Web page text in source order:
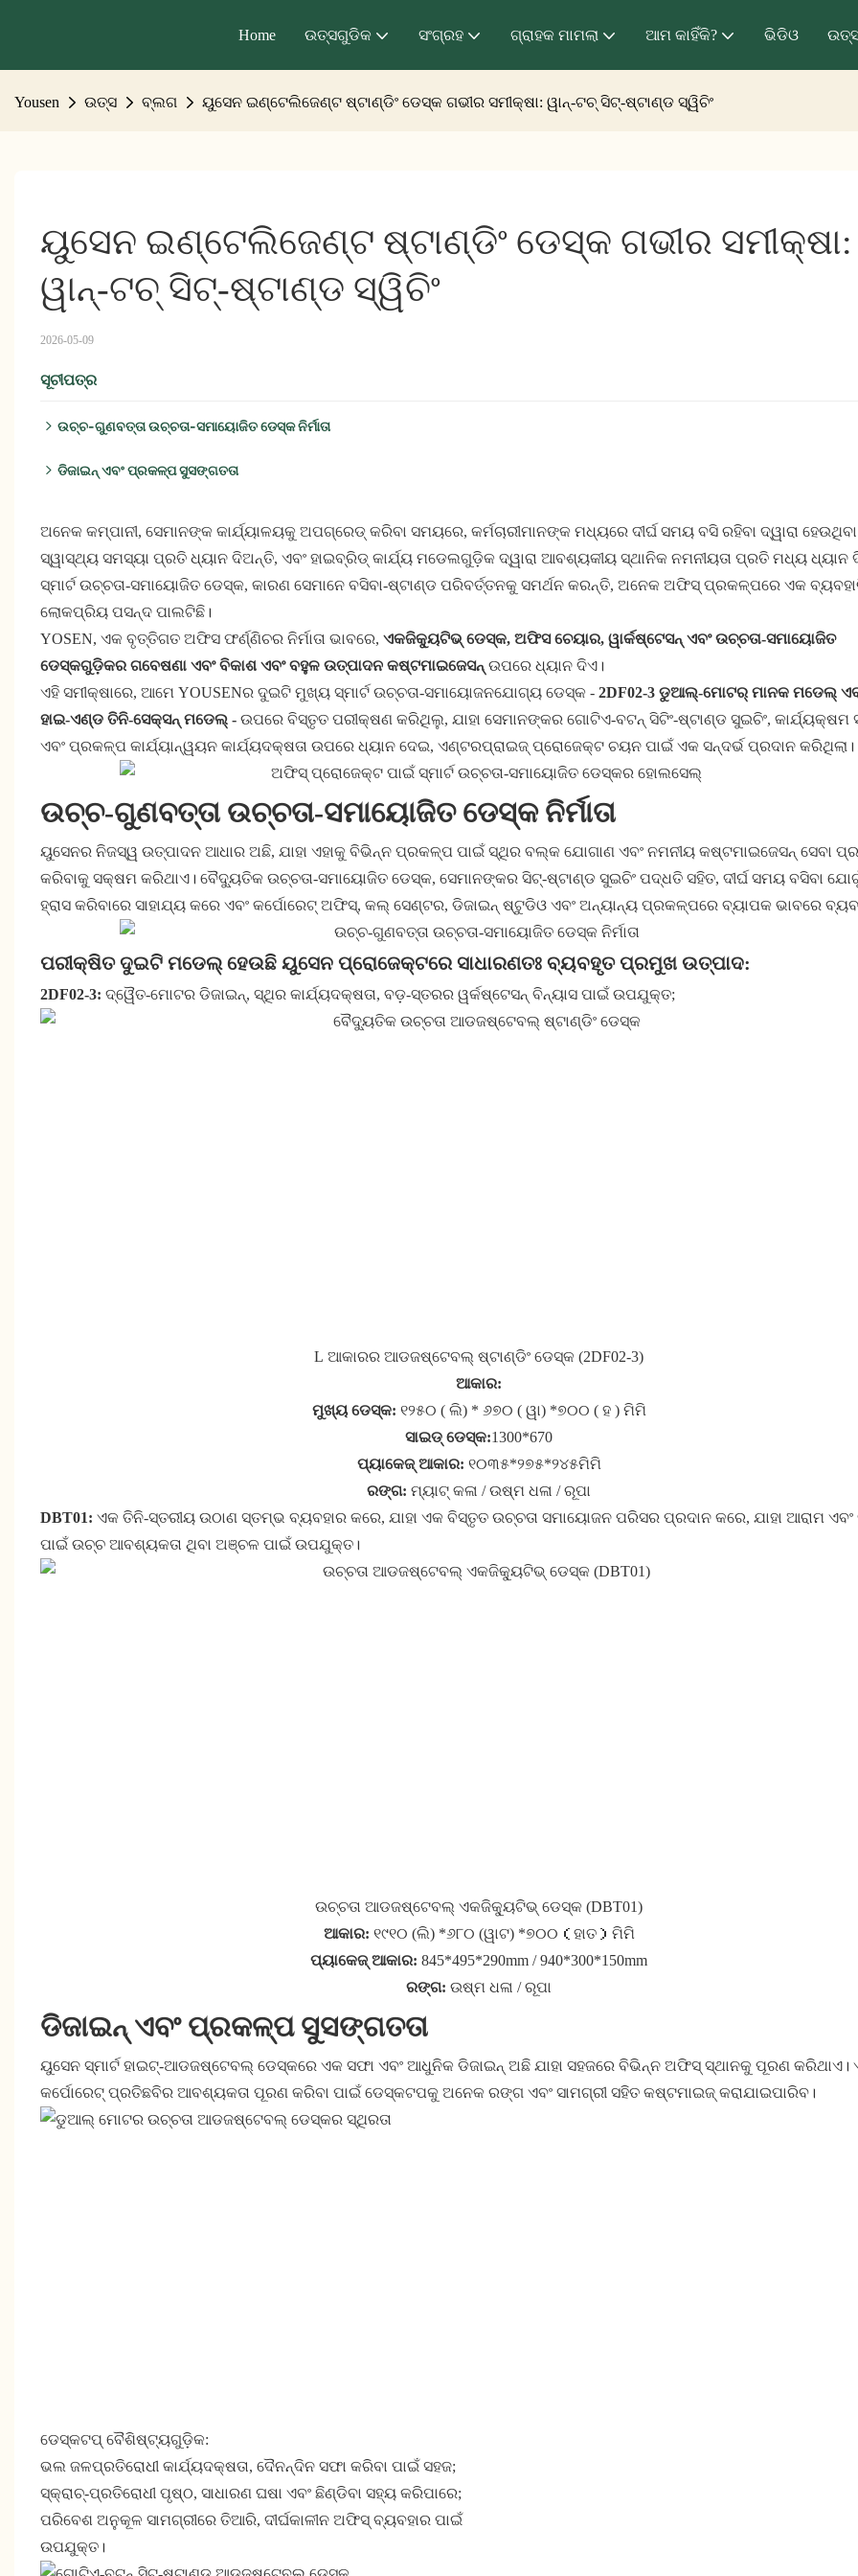
Home ଉତ୍ସଗୁଡିକ ସଂଗ୍ରହ ଗ୍ରାହକ ମାମଲା ଆମ କାହିଁକି? ଭିଡିଓ
Yousen ଉତ୍ସ ବ୍ଲଗ ୟୁସେନ ଇଣ୍ଟେଲିଜେଣ୍ଟ ଷ୍ଟାଣ୍ଡିଂ ଡେସ୍କ ଗଭୀର ସମୀକ୍ଷା: ୱାନ୍-ଟଚ୍ ସିଟ୍-ଷ୍ଟାଣ୍ଡ ସ୍ୱିଚିଂ
ୟୁସେନ ଇଣ୍ଟେଲିଜେଣ୍ଟ ଷ୍ଟାଣ୍ଡିଂ ଡେସ୍କ ଗଭୀର ସମୀକ୍ଷା:
ୱାନ୍-ଟଚ୍ ସିଟ୍-ଷ୍ଟାଣ୍ଡ ସ୍ୱିଚିଂ
2026-05-09
ସୂଚୀପତ୍ର
ଉଚ୍ଚ-ଗୁଣବତ୍ତା ଉଚ୍ଚତା-ସମାୟୋଜିତ ଡେସ୍କ ନିର୍ମାତା
ଡିଜାଇନ୍ ଏବଂ ପ୍ରକଳ୍ପ ସୁସଙ୍ଗତତା
ଅନେକ କମ୍ପାନୀ, ସେମାନଙ୍କ କାର୍ଯ୍ୟାଳୟକୁ ଅପଗ୍ରେଡ୍ କରିବା ସମୟରେ, କର୍ମଚାରୀମାନଙ୍କ ମଧ୍ୟରେ ଦୀର୍ଘ ସମୟ ବସି ରହିବା ଦ୍ୱାରା ହେଉଥିବା
ସ୍ୱାସ୍ଥ୍ୟ ସମସ୍ୟା ପ୍ରତି ଧ୍ୟାନ ଦିଅନ୍ତି, ଏବଂ ହାଇବ୍ରିଡ୍ କାର୍ଯ୍ୟ ମଡେଲଗୁଡ଼ିକ ଦ୍ୱାରା ଆବଶ୍ୟକୀୟ ସ୍ଥାନିକ ନମନୀୟତା ପ୍ରତି ମଧ୍ୟ ଧ୍ୟାନ
ସ୍ମାର୍ଟ ଉଚ୍ଚତା-ସମାୟୋଜିତ ଡେସ୍କ, କାରଣ ସେମାନେ ବସିବା-ଷ୍ଟାଣ୍ଡ ପରିବର୍ତ୍ତନକୁ ସମର୍ଥନ କରନ୍ତି, ଅନେକ ଅଫିସ୍ ପ୍ରକଳ୍ପରେ ଏକ
ଲୋକପ୍ରିୟ ପସନ୍ଦ ପାଲଟିଛି।
YOSEN, ଏକ ବୃତ୍ତିଗତ ଅଫିସ ଫର୍ଣ୍ଣିଚର ନିର୍ମାତା ଭାବରେ, ଏକଜିକ୍ୟୁଟିଭ୍ ଡେସ୍କ, ଅଫିସ ଚେୟାର, ୱାର୍କଷ୍ଟେସନ୍ ଏବଂ ଉଚ୍ଚତା-ସମାୟୋଜିତ
ଡେସ୍କଗୁଡ଼ିକର ଗବେଷଣା ଏବଂ ବିକାଶ ଏବଂ ବହୁଳ ଉତ୍ପାଦନ କଷ୍ଟମାଇଜେସନ୍ଉପରେ ଧ୍ୟାନ ଦିଏ।
ଏହି ସମୀକ୍ଷାରେ, ଆମେ YOUSENର ଦୁଇଟି ମୁଖ୍ୟ ସ୍ମାର୍ଟ ଉଚ୍ଚତା-ସମାୟୋଜନଯୋଗ୍ୟ ଡେସ୍କ - 2DF02-3 ଡୁଆଲ୍-ମୋଟର୍ ମାନକ ମଡେଲ୍
ହାଇ-ଏଣ୍ଡ ତିନି-ସେକ୍ସନ୍ ମଡେଲ୍ -ଉପରେ ବିସ୍ତୃତ ପରୀକ୍ଷଣ କରିଥିଲୁ, ଯାହା ସେମାନଙ୍କର ଗୋଟିଏ-ବଟନ୍ ସିଟିଂ-ଷ୍ଟାଣ୍ଡ ସୁଇଚିଂ, କାର୍ଯ୍ୟକ୍ଷମ
ଏବଂ ପ୍ରକଳ୍ପ କାର୍ଯ୍ୟାନ୍ୱୟନ କାର୍ଯ୍ୟଦକ୍ଷତା ଉପରେ ଧ୍ୟାନ ଦେଇ, ଏଣ୍ଟରପ୍ରାଇଜ୍ ପ୍ରୋଜେକ୍ଟ ଚୟନ ପାଇଁ ଏକ ସନ୍ଦର୍ଭ ପ୍ରଦାନ କରିଥିଲା।
ଉଚ୍ଚ-ଗୁଣବତ୍ତା ଉଚ୍ଚତା-ସମାୟୋଜିତ ଡେସ୍କ ନିର୍ମାତା
ୟୁସେନର ନିଜସ୍ୱ ଉତ୍ପାଦନ ଆଧାର ଅଛି, ଯାହା ଏହାକୁ ବିଭିନ୍ନ ପ୍ରକଳ୍ପ ପାଇଁ ସ୍ଥିର ବଲ୍କ ଯୋଗାଣ ଏବଂ ନମନୀୟ କଷ୍ଟମାଇଜେସନ୍ ସେବା
କରିବାକୁ ସକ୍ଷମ କରିଥାଏ। ବୈଦ୍ୟୁତିକ ଉଚ୍ଚତା-ସମାୟୋଜିତ ଡେସ୍କ, ସେମାନଙ୍କର ସିଟ୍-ଷ୍ଟାଣ୍ଡ ସୁଇଚିଂ ପଦ୍ଧତି ସହିତ, ଦୀର୍ଘ ସମୟ ବସିବା
ହ୍ରାସ କରିବାରେ ସାହାଯ୍ୟ କରେ ଏବଂ କର୍ପୋରେଟ୍ ଅଫିସ୍, କଲ୍ ସେଣ୍ଟର, ଡିଜାଇନ୍ ଷ୍ଟୁଡିଓ ଏବଂ ଅନ୍ୟାନ୍ୟ ପ୍ରକଳ୍ପରେ ବ୍ୟାପକ ଭାବରେ
ପରୀକ୍ଷିତ ଦୁଇଟି ମଡେଲ୍ ହେଉଛି ୟୁସେନ ପ୍ରୋଜେକ୍ଟରେ ସାଧାରଣତଃ ବ୍ୟବହୃତ ପ୍ରମୁଖ ଉତ୍ପାଦ:
2DF02-3: ଦ୍ୱୈତ-ମୋଟର ଡିଜାଇନ୍, ସ୍ଥିର କାର୍ଯ୍ୟଦକ୍ଷତା, ବଡ଼-ସ୍ତରର ୱର୍କଷ୍ଟେସନ୍ ବିନ୍ୟାସ ପାଇଁ ଉପଯୁକ୍ତ;
L ଆକାରର ଆଡଜଷ୍ଟେବଲ୍ ଷ୍ଟାଣ୍ଡିଂ ଡେସ୍କ (2DF02-3)
ଆକାର:
ମୁଖ୍ୟ ଡେସ୍କ: ୧୨୫୦ ( ଲି) * ୬୭୦ ( ୱା) *୭୦୦ ( ହ ) ମିମି
ସାଇଡ୍ ଡେସ୍କ:1300*670
ପ୍ୟାକେଜ୍ ଆକାର: ୧୦୩୫*୨୭୫*୨୪୫ମିମି
ରଙ୍ଗ: ମ୍ୟାଟ୍ କଳା / ଉଷ୍ମ ଧଳା / ରୂପା
DBT01: ଏକ ତିନି-ସ୍ତରୀୟ ଉଠାଣ ସ୍ତମ୍ଭ ବ୍ୟବହାର କରେ, ଯାହା ଏକ ବିସ୍ତୃତ ଉଚ୍ଚତା ସମାୟୋଜନ ପରିସର ପ୍ରଦାନ କରେ, ଯାହା ଆରାମ ଏବଂ
ପାଇଁ ଉଚ୍ଚ ଆବଶ୍ୟକତା ଥିବା ଅଞ୍ଚଳ ପାଇଁ ଉପଯୁକ୍ତ।
ଉଚ୍ଚତା ଆଡଜଷ୍ଟେବଲ୍ ଏକଜିକ୍ୟୁଟିଭ୍ ଡେସ୍କ (DBT01)
ଆକାର: ୧୯୧୦ (ଲି) *୬୮୦ (ୱାଟ) *୭୦୦（ହାତ）ମିମି
ପ୍ୟାକେଜ୍ ଆକାର: 845*495*290mm / 940*300*150mm
ରଙ୍ଗ: ଉଷ୍ମ ଧଳା / ରୂପା
ଡିଜାଇନ୍ ଏବଂ ପ୍ରକଳ୍ପ ସୁସଙ୍ଗତତା
ୟୁସେନ ସ୍ମାର୍ଟ ହାଇଟ୍-ଆଡଜଷ୍ଟେବଲ୍ ଡେସ୍କରେ ଏକ ସଫା ଏବଂ ଆଧୁନିକ ଡିଜାଇନ୍ ଅଛି ଯାହା ସହଜରେ ବିଭିନ୍ନ ଅଫିସ୍ ସ୍ଥାନକୁ ପୂରଣ କରିଥାଏ।
କର୍ପୋରେଟ୍ ପ୍ରତିଛବିର ଆବଶ୍ୟକତା ପୂରଣ କରିବା ପାଇଁ ଡେସ୍କଟପକୁ ଅନେକ ରଙ୍ଗ ଏବଂ ସାମଗ୍ରୀ ସହିତ କଷ୍ଟମାଇଜ୍ କରାଯାଇପାରିବ।
ଡେସ୍କଟପ୍ ବୈଶିଷ୍ଟ୍ୟଗୁଡ଼ିକ:
ଭଲ ଜଳପ୍ରତିରୋଧୀ କାର୍ଯ୍ୟଦକ୍ଷତା, ଦୈନନ୍ଦିନ ସଫା କରିବା ପାଇଁ ସହଜ;
ସ୍କ୍ରାଚ୍-ପ୍ରତିରୋଧୀ ପୃଷ୍ଠ, ସାଧାରଣ ଘଷା ଏବଂ ଛିଣ୍ଡିବା ସହ୍ୟ କରିପାରେ;
ପରିବେଶ ଅନୁକୂଳ ସାମଗ୍ରୀରେ ତିଆରି, ଦୀର୍ଘକାଳୀନ ଅଫିସ୍ ବ୍ୟବହାର ପାଇଁ
ଉପଯୁକ୍ତ।